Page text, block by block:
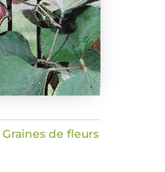
Graines de fleurs